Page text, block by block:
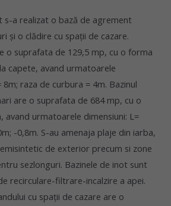
s-a realizat o bază de agrement
şi o clădire cu spaţii de cazare.
o suprafata de 129,5 mp, cu o forma
capete, avand urmatoarele
8m; raza de curbura = 4m. Bazinul
are o suprafata de 684 mp, cu o
urmatoarele dimensiuni: L=
-0,8m. S-au amenaja plaje din iarba,
de exterior precum si zone
sezlonguri. Bazinele de inot sunt
recirculare-filtrare-incalzire a apei.
cu spaţii de cazare are o